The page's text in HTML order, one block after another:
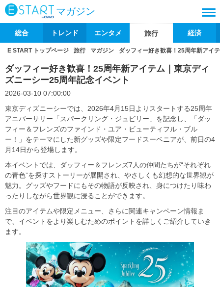
マガジン
総合 トレンド エンタメ 旅行 経済
E START トップページ 旅行 マガジン ダッフィー好き歓喜！25周年新アイ
ダッフィー好き歓喜！25周年新アイテム｜東京ディ
ズニーシー25周年記念イベント
2026-03-10 07:00:00
東京ディズニーシーでは、2026年4月15日よりスタートする25周年
アニバーサリー「スパークリング・ジュビリー」を記念し、「ダッ
フィー＆フレンズのファインド・ユア・ビューティフル・ブル
ー！」をテーマにした新グッズや限定フードスーベニアが、前日の4
月14日から登場します。
本イベントでは、ダッフィー＆フレンズ7人の仲間たちが“それぞれ
の青色”を探すストーリーが展開され、やさしくも幻想的な世界観が
魅力。グッズやフードにもその物語が反映され、身につけたり味わ
ったりしながら世界観に浸ることができます。
注目のアイテムや限定メニュー、さらに関連キャンペーン情報ま
で、イベントをより楽しむためのポイントを詳しくご紹介していき
ます。